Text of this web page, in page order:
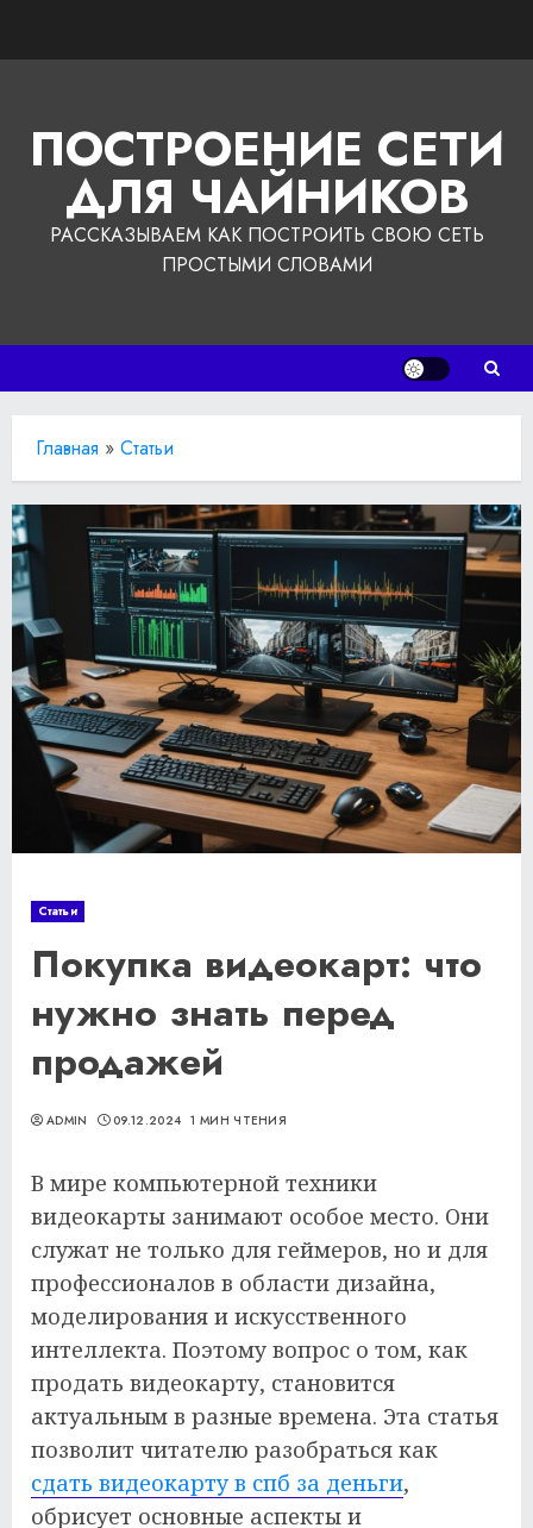
ПОСТРОЕНИЕ СЕТИ
ДЛЯ ЧАЙНИКОВ
РАССКАЗЫВАЕМ КАК ПОСТРОИТЬ СВОЮ СЕТЬ
ПРОСТЫМИ СЛОВАМИ
Главная » Статьи
Статьи
Покупка видеокарт: что
нужно знать перед
продажей
ADMIN 09.12.2024 1 МИН ЧТЕНИЯ
В мире компьютерной техники
видеокарты занимают особое место. Они
служат не только для геймеров, но и для
профессионалов в области дизайна,
моделирования и искусственного
интеллекта. Поэтому вопрос о том, как
продать видеокарту, становится
актуальным в разные времена. Эта статья
позволит читателю разобраться как
сдать видеокарту в спб за деньги,
обрисует основные аспекты и